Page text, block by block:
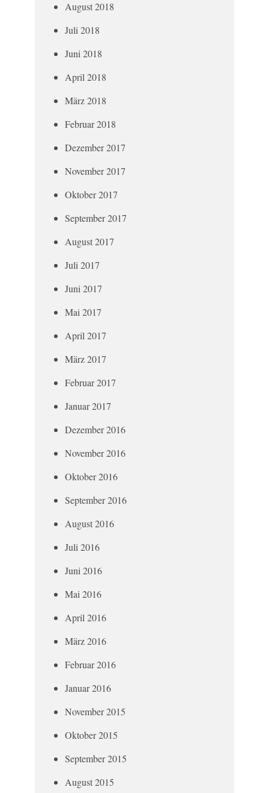
August 2018
Juli 2018
Juni 2018
April 2018
März 2018
Februar 2018
Dezember 2017
November 2017
Oktober 2017
September 2017
August 2017
Juli 2017
Juni 2017
Mai 2017
April 2017
März 2017
Februar 2017
Januar 2017
Dezember 2016
November 2016
Oktober 2016
September 2016
August 2016
Juli 2016
Juni 2016
Mai 2016
April 2016
März 2016
Februar 2016
Januar 2016
November 2015
Oktober 2015
September 2015
August 2015